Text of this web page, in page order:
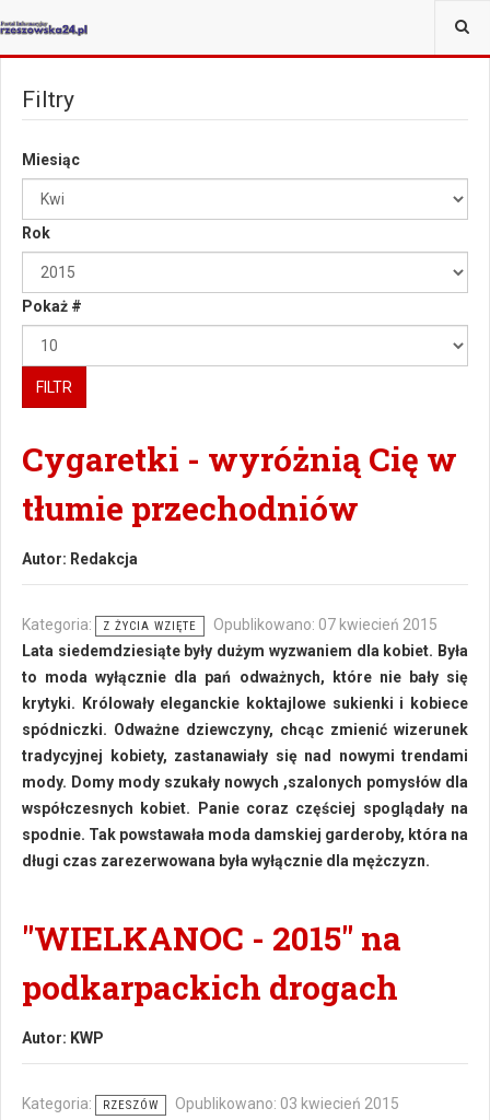
JESTEŚ TUTAJ:
Filtry
Miesiąc
Rok
Pokaż #
FILTR
Cygaretki - wyróżnią Cię w
tłumie przechodniów
Autor: Redakcja
Kategoria: Z ŻYCIA WZIĘTE
Opublikowano: 07 kwiecień 2015
Lata siedemdziesiąte były dużym wyzwaniem dla kobiet. Była
to moda wyłącznie dla pań odważnych, które nie bały się
krytyki. Królowały eleganckie koktajlowe sukienki i kobiece
spódniczki. Odważne dziewczyny, chcąc zmienić wizerunek
tradycyjnej kobiety, zastanawiały się nad nowymi trendami
mody. Domy mody szukały nowych ,szalonych pomysłów dla
współczesnych kobiet. Panie coraz częściej spoglądały na
spodnie. Tak powstawała moda damskiej garderoby, która na
długi czas zarezerwowana była wyłącznie dla mężczyzn.
"WIELKANOC - 2015" na
podkarpackich drogach
Autor: KWP
Kategoria: RZESZÓW
Opublikowano: 03 kwiecień 2015